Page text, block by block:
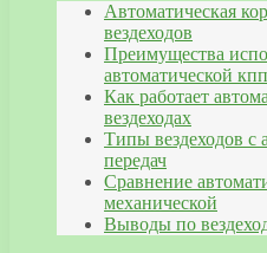
Автоматическая
вездеходов
Преимущества
автоматической
Как работает
вездеходах
Типы вездеходов с
передач
Сравнение
механической
Выводы по